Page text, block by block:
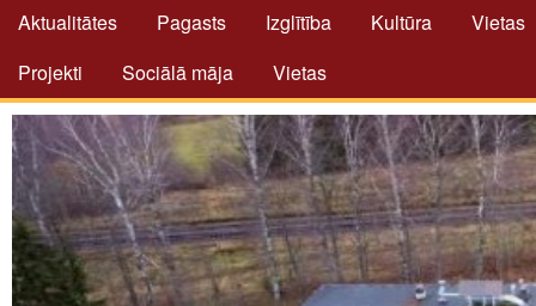
Aktualitātes Pagasts Izglītība Kultūra
Vietas
Projekti
Sociālā māja Vietas